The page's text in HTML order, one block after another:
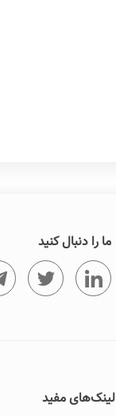
ما را دنبال کنید
لینک‌های مفید